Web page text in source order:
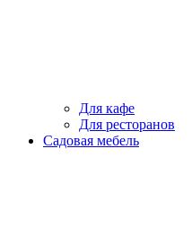
Для кафе
Для ресторанов
Садовая мебель